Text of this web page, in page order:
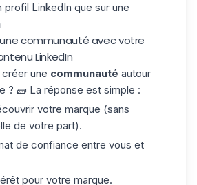
profil LinkedIn que sur une
communauté avec votre
LinkedIn
une communauté autour
? 🧱 La réponse est simple :
votre marque (sans
de votre part).
de confiance entre vous et
pour votre marque.